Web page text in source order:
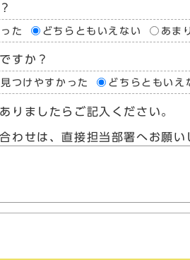
た どちらともいえない あま
すか？
つけやすかった どちらともいえ
りましたらご記入ください。
わせは、直接担当部署へお願